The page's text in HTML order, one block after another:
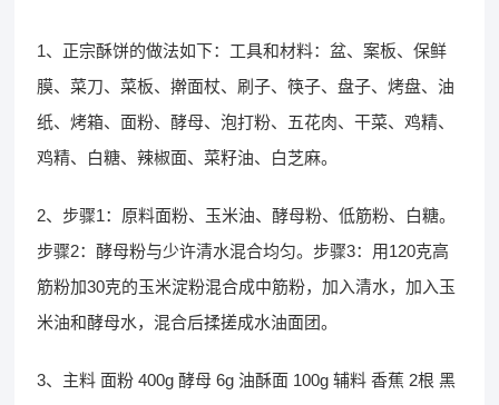
1、正宗酥饼的做法如下：工具和材料：盆、案板、保鲜
膜、菜刀、菜板、擀面杖、刷子、筷子、盘子、烤盘、油
纸、烤箱、面粉、酵母、泡打粉、五花肉、干菜、鸡精、
鸡精、白糖、辣椒面、菜籽油、白芝麻。
2、步骤1：原料面粉、玉米油、酵母粉、低筋粉、白糖。
步骤2：酵母粉与少许清水混合均匀。步骤3：用120克高
筋粉加30克的玉米淀粉混合成中筋粉，加入清水，加入玉
米油和酵母水，混合后揉搓成水油面团。
3、主料 面粉 400g 酵母 6g 油酥面 100g 辅料 香蕉 2根 黑